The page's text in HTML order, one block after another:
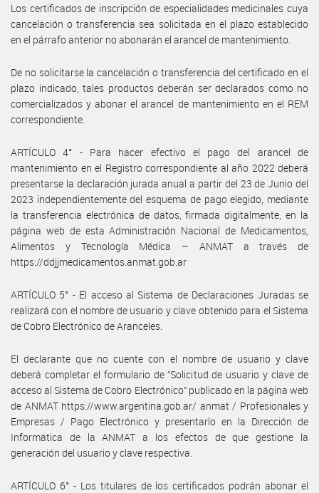
Los certificados de inscripción de especialidades medicinales cuya
cancelación o transferencia sea solicitada en el plazo establecido
en el párrafo anterior no abonarán el arancel de mantenimiento.
De no solicitarse la cancelación o transferencia del certificado en el
plazo indicado, tales productos deberán ser declarados como no
comercializados y abonar el arancel de mantenimiento en el REM
correspondiente.
ARTÍCULO 4° - Para hacer efectivo el pago del arancel de
mantenimiento en el Registro correspondiente al año 2022 deberá
presentarse la declaración jurada anual a partir del 23 de Junio del
2023 independientemente del esquema de pago elegido, mediante
la transferencia electrónica de datos, firmada digitalmente, en la
página web de esta Administración Nacional de Medicamentos,
Alimentos y Tecnología Médica – ANMAT a través de
https://ddjjmedicamentos.anmat.gob.ar
ARTÍCULO 5° - El acceso al Sistema de Declaraciones Juradas se
realizará con el nombre de usuario y clave obtenido para el Sistema
de Cobro Electrónico de Aranceles.
El declarante que no cuente con el nombre de usuario y clave
deberá completar el formulario de “Solicitud de usuario y clave de
acceso al Sistema de Cobro Electrónico” publicado en la página web
de ANMAT https://www.argentina.gob.ar/ anmat / Profesionales y
Empresas / Pago Electrónico y presentarlo en la Dirección de
Informática de la ANMAT a los efectos de que gestione la
generación del usuario y clave respectiva.
ARTÍCULO 6° - Los titulares de los certificados podrán abonar el